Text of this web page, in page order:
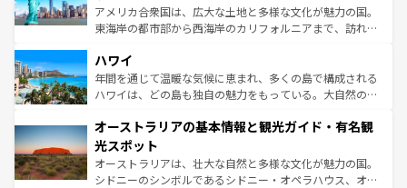
ことができる。国民の所得が高いため物価も高いが、旅行
者向けの交通パス提供のサービスもあり、うまく活用すれ
着のスイス情報は
アメリカ合衆国は、広大な土地と多様な文化が魅力の国。
東海岸の都市部から西海岸のカリフォルニアまで、訪れる
のような巨大都市は、観光、ショッピング、エンターテイ
ンメントが詰まった刺激的なスポットだ。一方、アメリカ
西部には大自然が広がり、グランドキャニオンやイエロー
部のニューオーリンズでは、音楽と美食が融合した独特の
文化が魅力。旅行者はアメリカの各地域で異なる魅力を楽
しみながら、その多様性と豊かな歴史を感じることができ
るだろう。車でのロードトリップや列車の旅も、アメリカ
ハワイ
年間を通じて温暖な気候に恵まれ、多くの島で構成される
ハワイは、どの島も独自の魅力をもっている。大自然の神
ワイ島は見逃せない。また、定番の観光地といえばオアフ
島だが、静かな自然を求めるならマウイ島やカウアイ島が
おすすめ。エメラルドグリーンに輝く海をはじめ、豊かな
文化や歴史が息づいている。「アロハスピリット」と呼ば
オーストラリアの基本情報と観光ガイド・有名観
光スポット
オーストラリアは、壮大な自然と多様な文化が魅力の国。
シドニーのシンボルであるシドニー・オペラハウス、オー